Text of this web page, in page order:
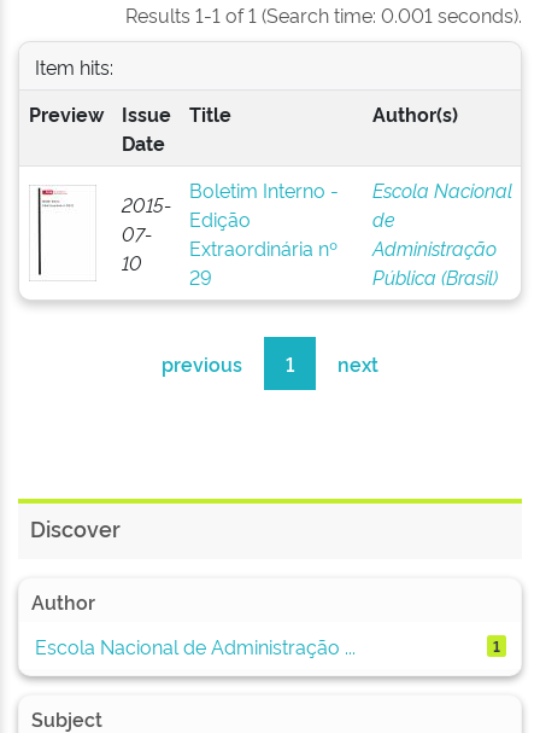
Results 1-1 of 1 (Search time: 0.001 seconds).
Item hits:
Preview
Issue
Date
Title Author(s)
2015-
07-
10
Boletim Interno -
Edição
Extraordinária nº
29
Escola Nacional
de
Administração
Pública (Brasil)
previous 1 next
Discover
Author
Escola Nacional de Administração ...
1
Subject